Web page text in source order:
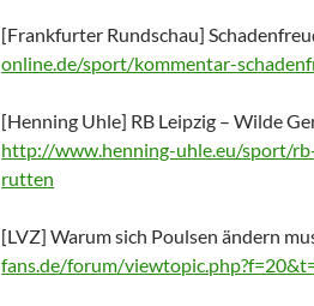
[Frankfurter Rundschau]
online.de/sport/kommentar-
[Henning Uhle] RB Leipzig – Wilde
http://www.henning-uhle.eu/sport/
rutten
[LVZ] Warum sich Poulsen ändern
fans.de/forum/